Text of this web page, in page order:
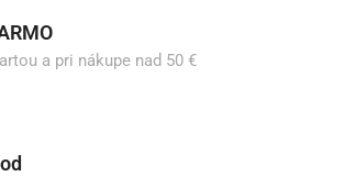
a pri nákupe nad 50 €